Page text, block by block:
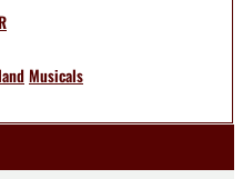
Musicals